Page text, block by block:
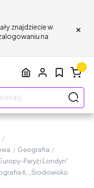
znajdziecie w
na
×
0
/
/ Geografia /
Paryż i Londyn”
6; „Środowisko